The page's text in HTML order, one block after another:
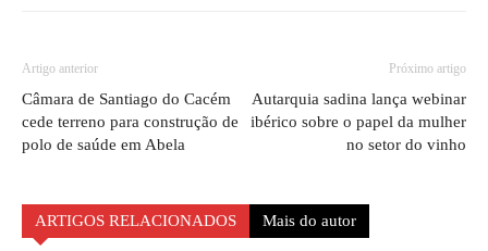
Artigo anterior
Câmara de Santiago do Cacém
cede terreno para construção de
polo de saúde em Abela
Próximo artigo
Autarquia sadina lança webinar
ibérico sobre o papel da mulher
no setor do vinho
ARTIGOS RELACIONADOS Mais do autor